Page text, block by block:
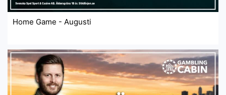
Home Game - Augusti